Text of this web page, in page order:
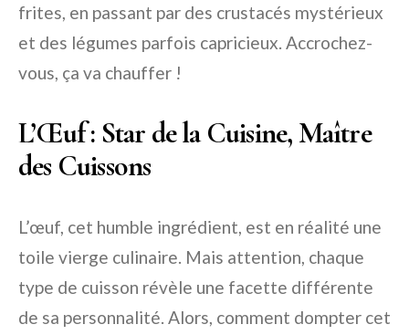
frites, en passant par des crustacés mystérieux
et des légumes parfois capricieux. Accrochez-
vous, ça va chauffer !
L’Œuf : Star de la Cuisine, Maître
des Cuissons
L’œuf, cet humble ingrédient, est en réalité une
toile vierge culinaire. Mais attention, chaque
type de cuisson révèle une facette différente
de sa personnalité. Alors, comment dompter cet